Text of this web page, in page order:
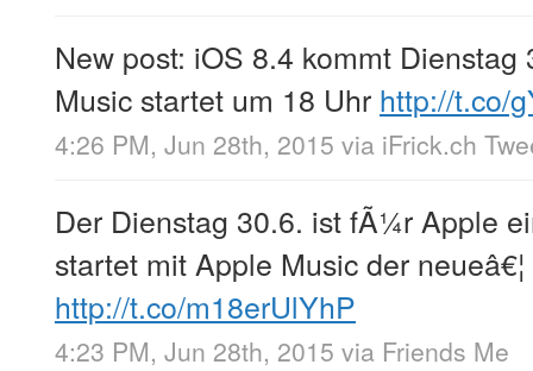
New post: iOS 8.4 kommt
Music startet um 18 Uhr http://t.co/
4:26 PM, Jun 28th, 2015 via iFrick.ch
Der Dienstag 30.6. ist fÃ¼r Apple
startet mit Apple Music der neueâ€¦
http://t.co/m18erUlYhP
4:23 PM, Jun 28th, 2015 via Friends Me